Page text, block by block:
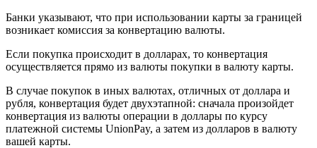
Банки указывают, что при использовании карты за границей
возникает комиссия за конвертацию валюты.
Если покупка происходит в долларах, то конвертация
осуществляется прямо из валюты покупки в валюту карты.
В случае покупок в иных валютах, отличных от доллара и
рубля, конвертация будет двухэтапной: сначала произойдет
конвертация из валюты операции в доллары по курсу
платежной системы UnionPay, а затем из долларов в валюту
вашей карты.